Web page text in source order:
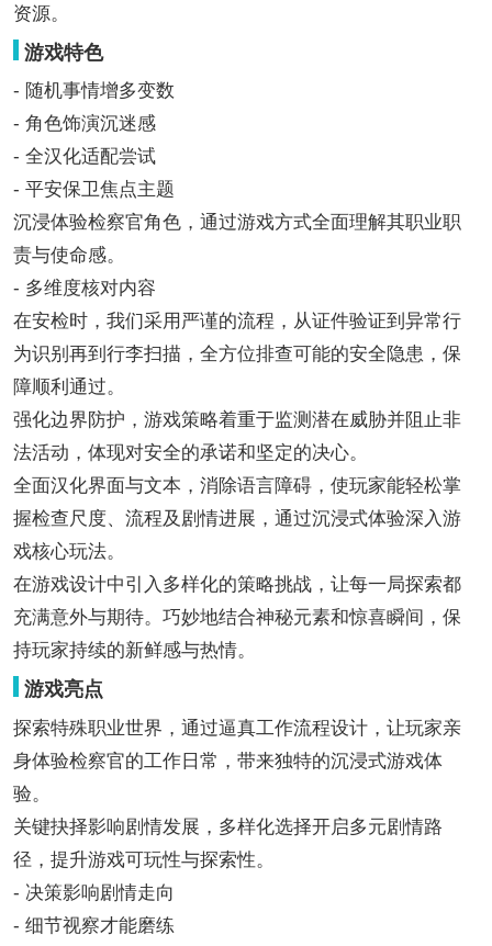
资源。
游戏特色
- 随机事情增多变数
- 角色饰演沉迷感
- 全汉化适配尝试
- 平安保卫焦点主题
沉浸体验检察官角色，通过游戏方式全面理解其职业职
责与使命感。
- 多维度核对内容
在安检时，我们采用严谨的流程，从证件验证到异常行
为识别再到行李扫描，全方位排查可能的安全隐患，保
障顺利通过。
强化边界防护，游戏策略着重于监测潜在威胁并阻止非
法活动，体现对安全的承诺和坚定的决心。
全面汉化界面与文本，消除语言障碍，使玩家能轻松掌
握检查尺度、流程及剧情进展，通过沉浸式体验深入游
戏核心玩法。
在游戏设计中引入多样化的策略挑战，让每一局探索都
充满意外与期待。巧妙地结合神秘元素和惊喜瞬间，保
持玩家持续的新鲜感与热情。
游戏亮点
探索特殊职业世界，通过逼真工作流程设计，让玩家亲
身体验检察官的工作日常，带来独特的沉浸式游戏体
验。
关键抉择影响剧情发展，多样化选择开启多元剧情路
径，提升游戏可玩性与探索性。
- 决策影响剧情走向
- 细节视察才能磨练